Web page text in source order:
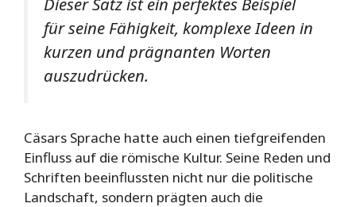
für seine Fähigkeit, komplexe Ideen in
kurzen und prägnanten Worten
auszudrücken.
Cäsars Sprache hatte auch einen tiefgreifenden
Einfluss auf die römische Kultur. Seine Reden und
Schriften beeinflussten nicht nur die politische
Landschaft, sondern prägten auch die